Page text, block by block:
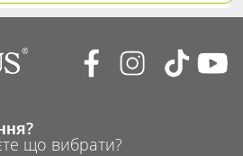
що вибрати?